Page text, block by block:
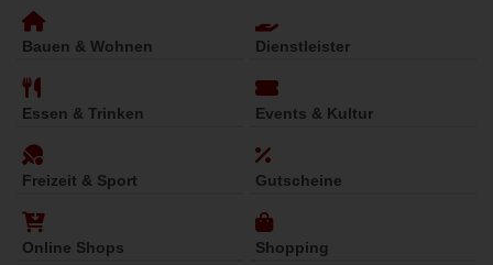
Bauen & Wohnen Dienstleister
Essen & Trinken Events & Kultur
Freizeit & Sport Gutscheine
Online Shops Shopping